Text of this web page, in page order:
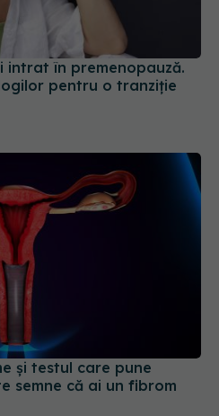
intrat în premenopauză.
pentru o tranziție
și testul care pune